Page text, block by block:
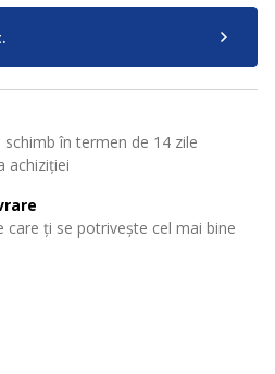
în termen de 14 zile
achiziției
care ți se potrivește cel mai bine